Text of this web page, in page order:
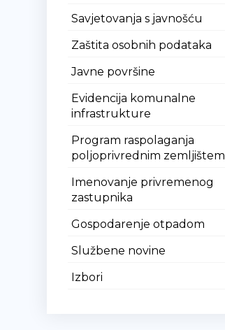
Savjetovanja s javnošću
Zaštita osobnih podataka
Javne površine
Evidencija komunalne
infrastrukture
Program raspolaganja
poljoprivrednim zemljištem
Imenovanje privremenog
zastupnika
Gospodarenje otpadom
Službene novine
Izbori